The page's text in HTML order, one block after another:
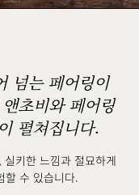
넘는 페어링이
초비와 페어링
펼쳐집니다.
키한 느낌과 절묘하게
수 있습니다.